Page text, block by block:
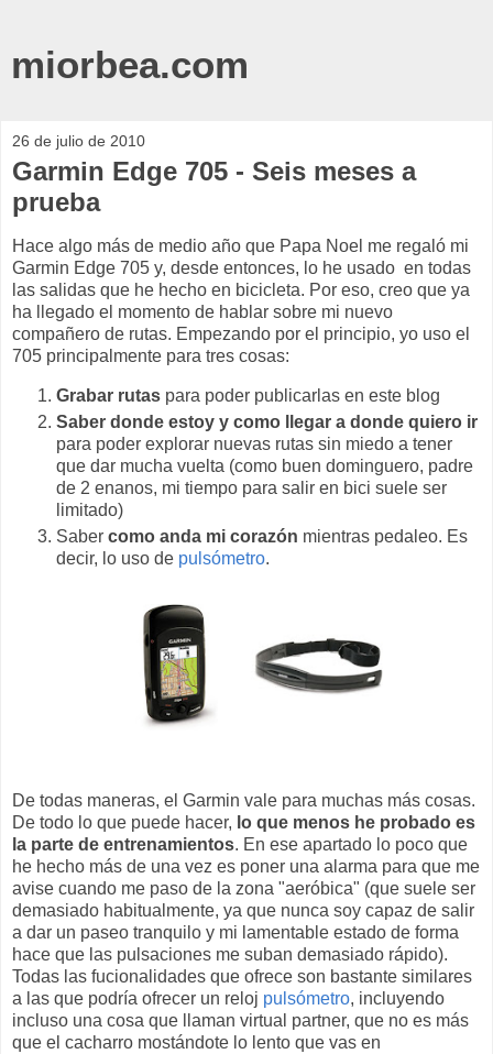
miorbea.com
26 de julio de 2010
Garmin Edge 705 - Seis meses a
prueba
Hace algo más de medio año que Papa Noel me regaló mi
Garmin Edge 705 y, desde entonces, lo he usado en todas
las salidas que he hecho en bicicleta. Por eso, creo que ya
ha llegado el momento de hablar sobre mi nuevo
compañero de rutas. Empezando por el principio, yo uso el
705 principalmente para tres cosas:
Grabar rutas para poder publicarlas en este blog
Saber donde estoy y como llegar a donde quiero ir
para poder explorar nuevas rutas sin miedo a tener
que dar mucha vuelta (como buen dominguero, padre
de 2 enanos, mi tiempo para salir en bici suele ser
limitado)
Saber como anda mi corazón mientras pedaleo. Es
decir, lo uso de pulsómetro.
De todas maneras, el Garmin vale para muchas más cosas.
De todo lo que puede hacer, lo que menos he probado es
la parte de entrenamientos. En ese apartado lo poco que
he hecho más de una vez es poner una alarma para que me
avise cuando me paso de la zona "aeróbica" (que suele ser
demasiado habitualmente, ya que nunca soy capaz de salir
a dar un paseo tranquilo y mi lamentable estado de forma
hace que las pulsaciones me suban demasiado rápido).
Todas las fucionalidades que ofrece son bastante similares
a las que podría ofrecer un reloj pulsómetro, incluyendo
incluso una cosa que llaman virtual partner, que no es más
que el cacharro mostándote lo lento que vas en